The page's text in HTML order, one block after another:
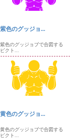
紫色のグッジョ...
紫色のグッジョブで合図する
ピクト...
黄色のグッジョ...
黄色のグッジョブで合図する
ピクト...